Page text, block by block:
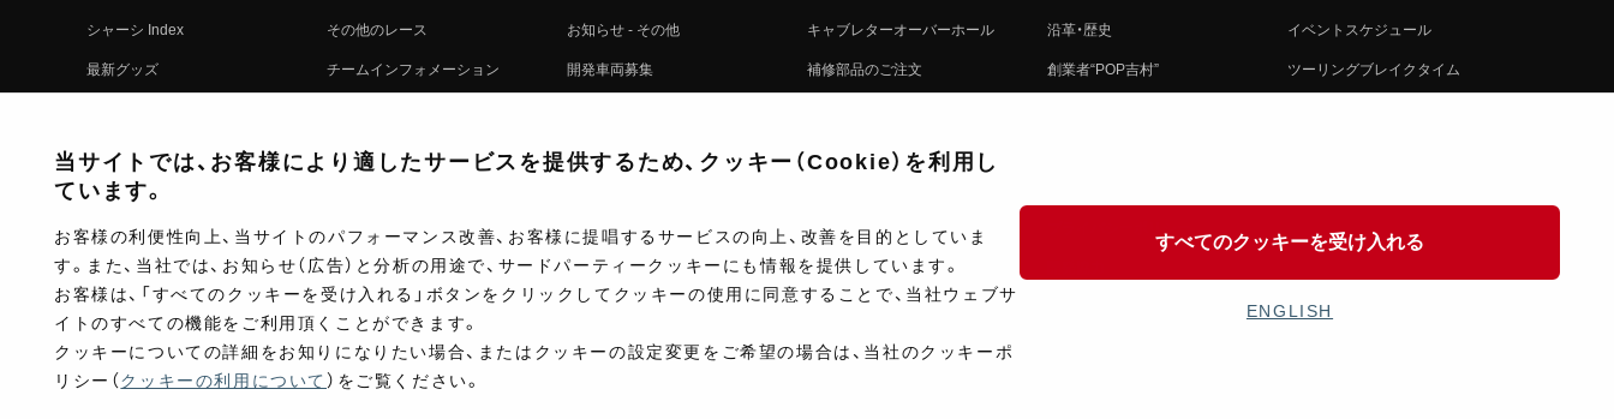
シャーシ Index
最新グッズ
コンプリート
その他のレース
チームインフォメーション
レースムービー
お知らせ - その他
開発車両募集
注文方法
キャブレターオーバーホール
補修部品のご注文
製品に関する重要なお知らせ
ポイントについて
ショップ情報
製品マニュアル検索
沿革・歴史
創業者“POP吉村”
イベントスケジュール
ツーリングブレイクタイム
当サイトでは、お客様により適したサービスを提供するため、クッキー（Cookie）を利用し
ています。
お客様の利便性向上、当サイトのパフォーマンス改善、お客様に提唱するサービスの向上、改善を目的としていま
す。また、当社では、お知らせ（広告）と分析の用途で、サードパーティークッキーにも情報を提供しています。
お客様は、「すべてのクッキーを受け入れる」ボタンをクリックしてクッキーの使用に同意することで、当社ウェブサ
イトのすべての機能をご利用頂くことができます。
クッキーについての詳細をお知りになりたい場合、またはクッキーの設定変更をご希望の場合は、当社のクッキーポ
リシー（クッキーの利用について ）をご覧ください。
すべてのクッキーを受け入れる
ENGLISH